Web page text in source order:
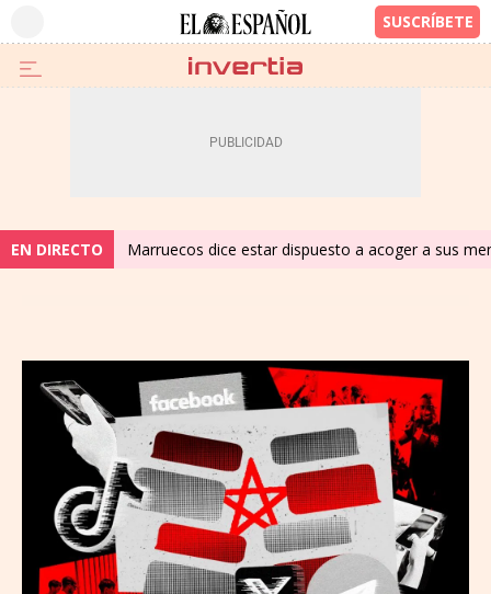
EN DIRECTO Marruecos dice estar dispuesto a acoger a sus